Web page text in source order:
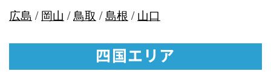
広島 /岡山 /鳥取 /島根 /山口
四国エリア